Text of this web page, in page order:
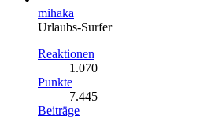
mihaka
Urlaubs-Surfer
Reaktionen
1.070
Punkte
7.445
Beiträge